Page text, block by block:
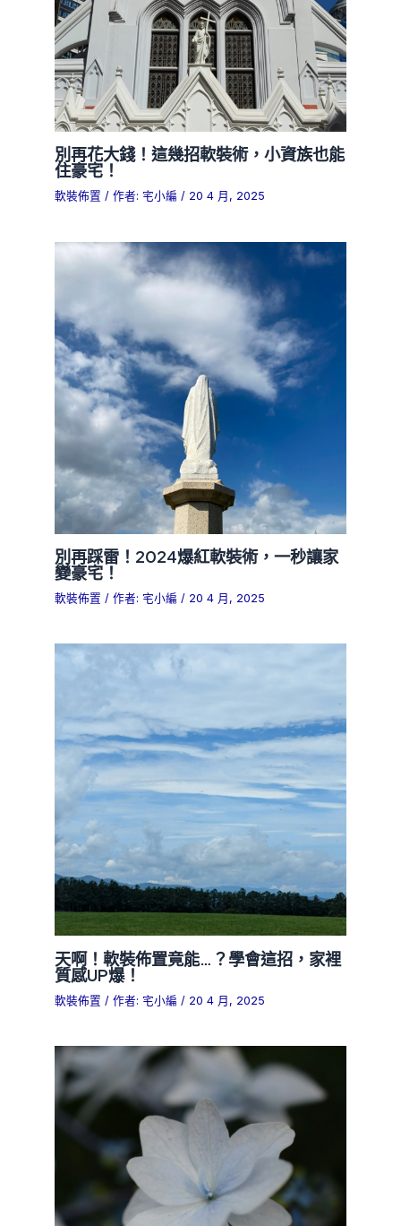
別再花大錢！這幾招軟裝術，小資族也能
住豪宅！
軟裝佈置 / 作者: 宅小編/ 20 4 月, 2025
別再踩雷！2024爆紅軟裝術，一秒讓家
變豪宅！
軟裝佈置 / 作者: 宅小編 / 20 4 月, 2025
天啊！軟裝佈置竟能…？學會這招，家裡
質感UP爆！
軟裝佈置 / 作者: 宅小編 / 20 4 月, 2025